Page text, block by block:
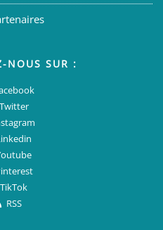
NOUS SUR :
Twitter
TikTok
RSS